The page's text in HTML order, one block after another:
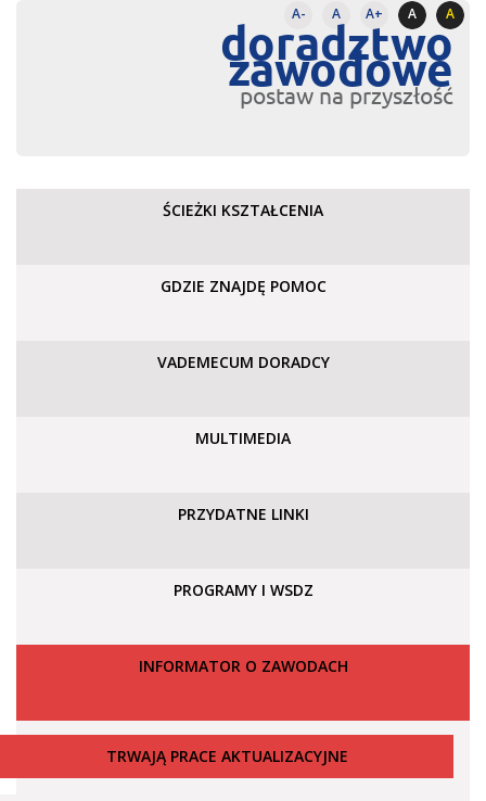
A- A A+ A A
doradztwo
zawodowe
postaw na przyszłość
ŚCIEŻKI KSZTAŁCENIA
GDZIE ZNAJDĘ POMOC
VADEMECUM DORADCY
MULTIMEDIA
PRZYDATNE LINKI
PROGRAMY I WSDZ
INFORMATOR O ZAWODACH
TRWAJĄ PRACE AKTUALIZACYJNE